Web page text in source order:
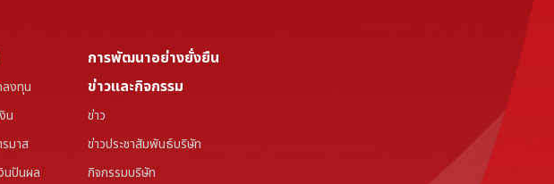
งทุน
น
มาส
นปันผล
การพัฒนาอย่างยั่งยืน
ข่าวและกิจกรรม
ข่าว
ข่าวประชาสัมพันธ์บริษัท
กิจกรรมบริษัท